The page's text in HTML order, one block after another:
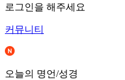
로그인을 해주세요
커뮤니티
오늘의 명언/성경